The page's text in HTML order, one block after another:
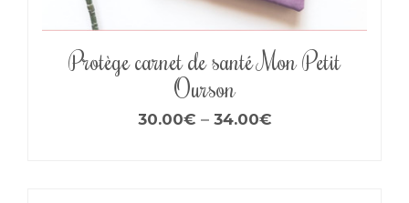
Protège carnet de santé Mon Petit
Ourson
30.00€ – 34.00€